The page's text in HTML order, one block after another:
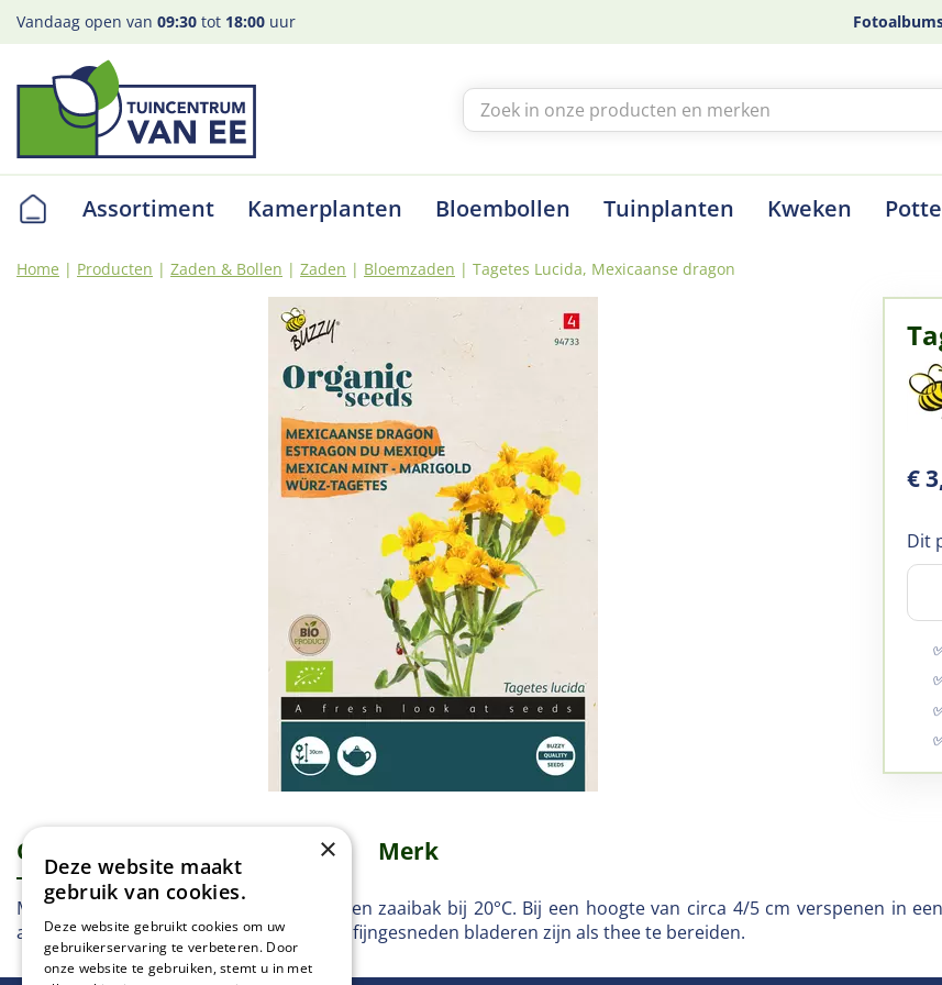
Ga
naar
Home Producten Zaden & Bollen Zaden Bloemzaden Tagetes Lucida, Mexicaanse dragon
Vandaag open van 09:30 tot 18:00 uur
Assortiment Kamerplanten Bloembollen Tuinplanten Kweken
€3
Dit
Omschrijving Specificaties Merk
Mexicaanse dragon Zaai half maart in een zaaibak bij 20°C. Bij een hoogte van circa 4/5 cm verspenen in
afstand van 25x25 cm. De gedroogde en fijngesneden bladeren zijn als thee te bereiden.
×
Deze website maakt
gebruik van cookies.
Deze website gebruikt cookies om uw
gebruikerservaring te verbeteren. Door
onze website te gebruiken, stemt u in met